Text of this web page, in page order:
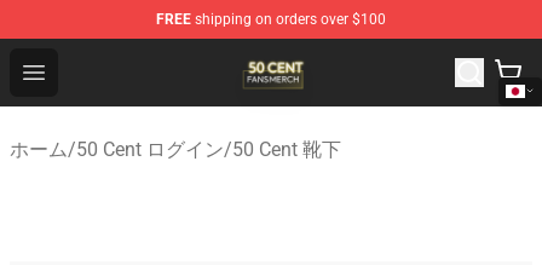
FREE shipping on orders over $100
Open menu
50 Cent Shop - Official 50 Cent Merchandise Store
ホーム/50 Cent ログイン/50 Cent 靴下